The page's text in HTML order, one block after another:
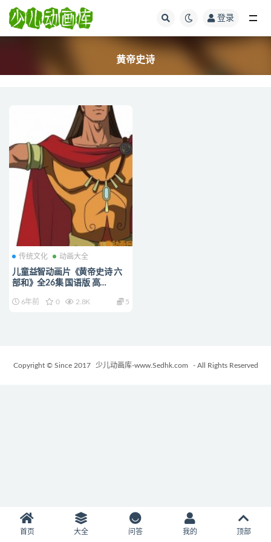
登录
黄帝史诗
传统文化 动画大全
儿童益智动画片《黄帝史诗 六
部和》全26集 国语版 高
集下载
6年前 0 2.8K 5
Copyright © Since 2017 少儿动画库-www.Sedhk.com - All Rights Reserved
首页 大全 问答 我的 顶部